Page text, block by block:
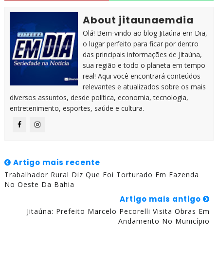
About jitaunaemdia
Olá! Bem-vindo ao blog Jitaúna em Dia,
o lugar perfeito para ficar por dentro
das principais informações de Jitaúna,
sua região e todo o planeta em tempo
real! Aqui você encontrará conteúdos
relevantes e atualizados sobre os mais
diversos assuntos, desde política, economia, tecnologia,
entretenimento, esportes, saúde e cultura.
Artigo mais recente
Trabalhador Rural Diz Que Foi Torturado Em Fazenda
No Oeste Da Bahia
Artigo mais antigo
Jitaúna: Prefeito Marcelo Pecorelli Visita Obras Em
Andamento No Município